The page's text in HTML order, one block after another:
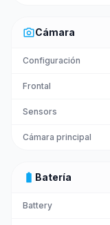
photo_cameraCámara
Configuración
Frontal
Sensors
Cámara principal
battery_full Batería
Battery